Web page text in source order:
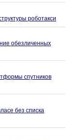
роботакси
обезличенных
спутников
без списка